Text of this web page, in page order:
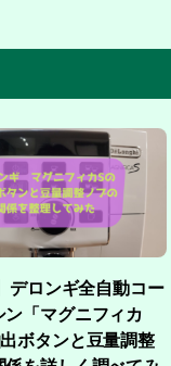
デロンギ全自動コー
ン「マグニフィカ
ボタンと豆量調整